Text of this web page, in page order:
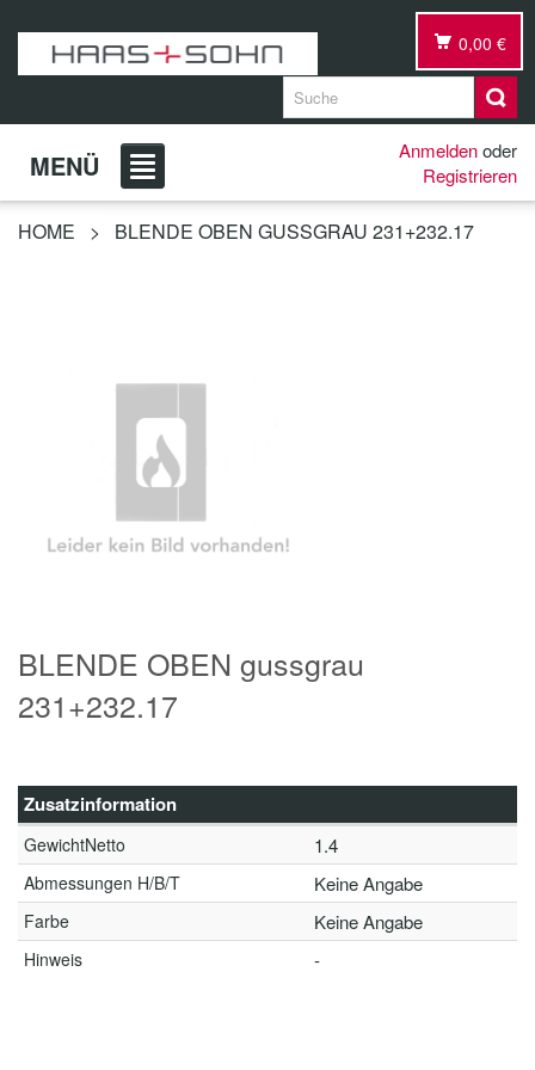
0,00 €
MENÜ Anmeldenoder
Registrieren
HOME > BLENDE OBEN GUSSGRAU 231+232.17
BLENDE OBEN gussgrau
231+232.17
Zusatzinformation
GewichtNetto 1.4
Abmessungen H/B/T Keine Angabe
Farbe Keine Angabe
Hinweis -